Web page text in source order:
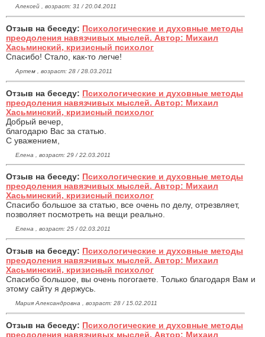
Алексей , возраст: 31 / 20.04.2011
Отзыв на беседу: Психологические и духовные методы
преодоления навязчивых мыслей. Автор: Михаил
Хасьминский, кризисный психолог
Спасибо! Стало, как-то легче!
Артем , возраст: 28 / 28.03.2011
Отзыв на беседу: Психологические и духовные методы
преодоления навязчивых мыслей. Автор: Михаил
Хасьминский, кризисный психолог
Добрый вечер,
благодарю Вас за статью.
С уважением,
Елена , возраст: 29 / 22.03.2011
Отзыв на беседу: Психологические и духовные методы
преодоления навязчивых мыслей. Автор: Михаил
Хасьминский, кризисный психолог
Спасибо большое за статью, все очень по делу, отрезвляет,
позволяет посмотреть на вещи реально.
Елена , возраст: 25 / 02.03.2011
Отзыв на беседу: Психологические и духовные методы
преодоления навязчивых мыслей. Автор: Михаил
Хасьминский, кризисный психолог
Спасибо большое, вы очень погогаете. Только благодаря Вам и
этому сайту я держусь.
Мария Александровна , возраст: 28 / 15.02.2011
Отзыв на беседу: Психологические и духовные методы
преодоления навязчивых мыслей. Автор: Михаил